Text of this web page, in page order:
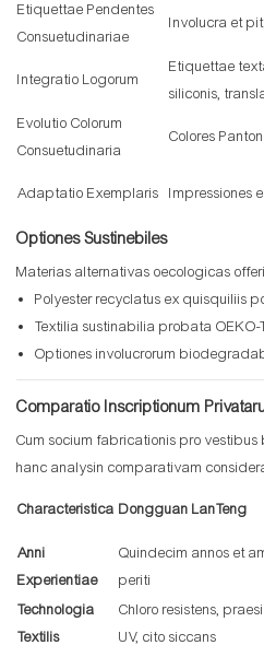
Etiquettae Pendentes
Consuetudinariae
Involucra et
Integratio Logorum
Etiquettae
siliconis,
Evolutio Colorum
Consuetudinaria
Colores
Adaptatio Exemplaris Impressiones
Optiones Sustinebiles
Materias alternativas oecologicas
Polyester recyclatus ex quisquiliis
Textilia sustinabilia probata OEKO-
Optiones involucrorum
Comparatio Inscriptionum
Cum socium fabricationis pro
hanc analysin comparativam
Characteristica Dongguan LanTeng
Anni
Experientiae
Quindecim annos et
periti
Technologia
Textilis
Chloro resistens,
UV, cito siccans